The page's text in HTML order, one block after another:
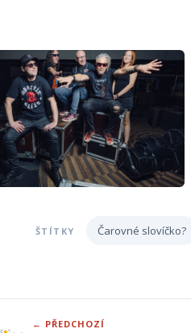
ŠTÍTKY Čarovné slovíčko?
← PŘEDCHOZÍ